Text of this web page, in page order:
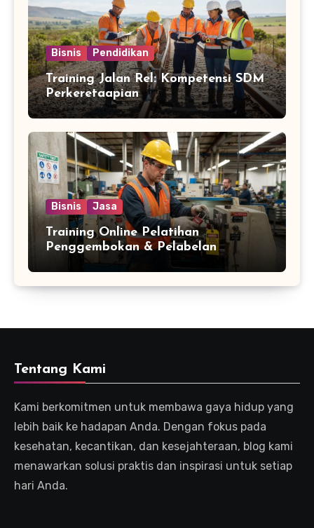
Bisnis Pendidikan
Training Jalan Rel: Kompetensi SDM
Perkeretaapian
Bisnis Jasa
Training Online Pelatihan
Penggembokan & Pelabelan
Tentang Kami
Kami berkomitmen untuk membawa gaya hidup yang
lebih baik ke hadapan Anda. Dengan fokus pada
kesehatan, kecantikan, dan kesejahteraan, blog kami
menawarkan solusi praktis dan inspirasi untuk setiap
hari Anda.